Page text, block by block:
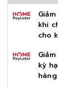
khi
cho
kỳ